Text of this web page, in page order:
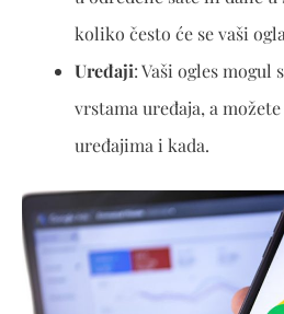
koliko često će se vaši
Uređaji: Vaši ogles
vrstama uređaja, a
uređajima i kada.